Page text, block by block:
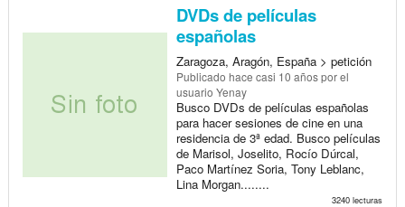
DVDs de películas
españolas
Zaragoza, Aragón, España > petición
Publicado hace casi 10 añospor el
usuario Yenay
Busco DVDs de películas españolas
para hacer sesiones de cine en una
residencia de 3ª edad. Busco películas
de Marisol, Joselito, Rocío Dúrcal,
Paco Martínez Soria, Tony Leblanc,
Lina Morgan........
3240 lecturas